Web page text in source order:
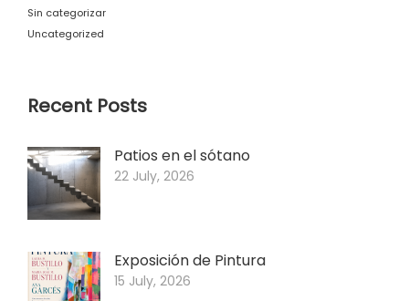
Sin categorizar
Uncategorized
Recent Posts
Patios en el sótano
22 July, 2026
Exposición de Pintura
15 July, 2026